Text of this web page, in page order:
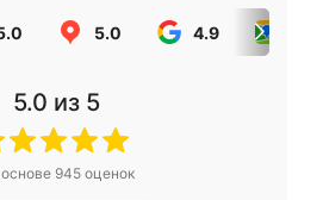
5.0 4.9
5.0 из 5
945оценок